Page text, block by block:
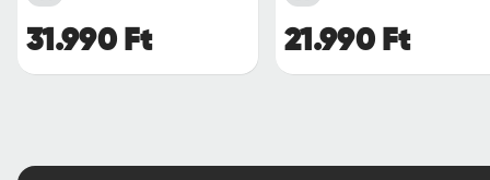
31.990 Ft 21.990 Ft